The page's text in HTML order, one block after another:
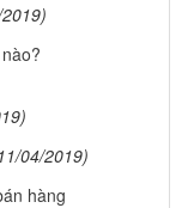
04/2019)
hàng